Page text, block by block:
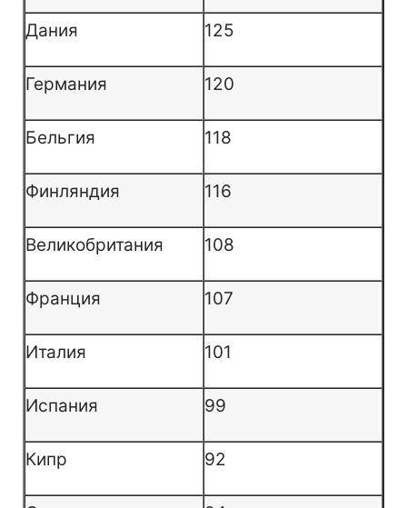
Дания 125
Германия 120
Бельгия 118
Финляндия 116
Великобритания 108
Франция 107
Италия 101
Испания 99
Кипр 92